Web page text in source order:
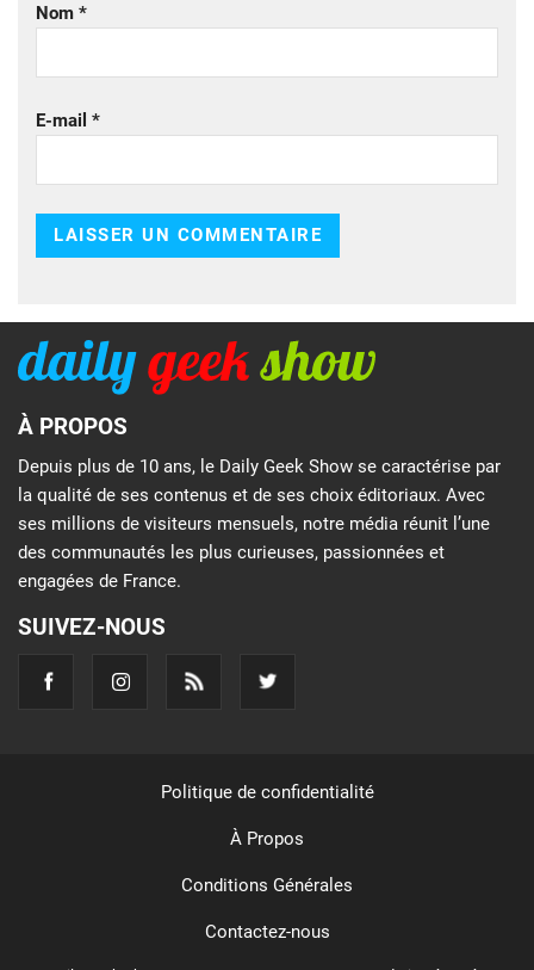
Nom *
E-mail *
À PROPOS
Depuis plus de 10 ans, le Daily Geek Show se caractérise par
la qualité de ses contenus et de ses choix éditoriaux. Avec
ses millions de visiteurs mensuels, notre média réunit l’une
des communautés les plus curieuses, passionnées et
engagées de France.
SUIVEZ-NOUS
Politique de confidentialité
À Propos
Conditions Générales
Contactez-nous